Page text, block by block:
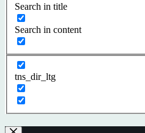
Search in title
Search in content
tns_dir_ltg